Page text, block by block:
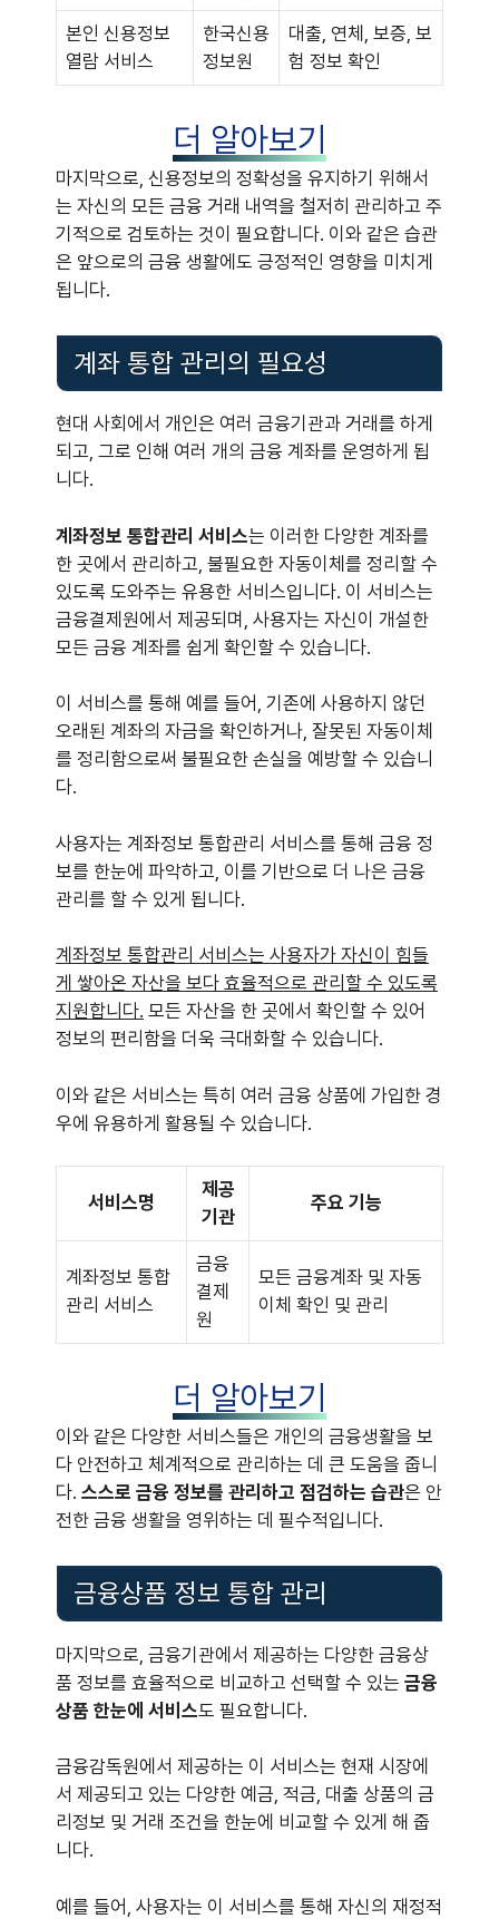
본인 신용정보
열람 서비스
한국신용
정보원
대출, 연체, 보증, 보
험 정보 확인
더 알아보기
마지막으로, 신용정보의 정확성을 유지하기 위해서
는 자신의 모든 금융 거래 내역을 철저히 관리하고 주
기적으로 검토하는 것이 필요합니다. 이와 같은 습관
은 앞으로의 금융 생활에도 긍정적인 영향을 미치게
됩니다.
계좌 통합 관리의 필요성
현대 사회에서 개인은 여러 금융기관과 거래를 하게
되고, 그로 인해 여러 개의 금융 계좌를 운영하게 됩
니다.
계좌정보 통합관리 서비스는 이러한 다양한 계좌를
한 곳에서 관리하고, 불필요한 자동이체를 정리할 수
있도록 도와주는 유용한 서비스입니다. 이 서비스는
금융결제원에서 제공되며, 사용자는 자신이 개설한
모든 금융 계좌를 쉽게 확인할 수 있습니다.
이 서비스를 통해 예를 들어, 기존에 사용하지 않던
오래된 계좌의 자금을 확인하거나, 잘못된 자동이체
를 정리함으로써 불필요한 손실을 예방할 수 있습니
다.
사용자는 계좌정보 통합관리 서비스를 통해 금융 정
보를 한눈에 파악하고, 이를 기반으로 더 나은 금융
관리를 할 수 있게 됩니다.
계좌정보 통합관리 서비스는 사용자가 자신이 힘들
게 쌓아온 자산을 보다 효율적으로 관리할 수 있도록
지원합니다. 모든 자산을 한 곳에서 확인할 수 있어
정보의 편리함을 더욱 극대화할 수 있습니다.
이와 같은 서비스는 특히 여러 금융 상품에 가입한 경
우에 유용하게 활용될 수 있습니다.
서비스명
제공
기관
주요 기능
계좌정보 통합
관리 서비스
금융
결제
원
모든 금융계좌 및 자동
이체 확인 및 관리
더 알아보기
이와 같은 다양한 서비스들은 개인의 금융생활을 보
다 안전하고 체계적으로 관리하는 데 큰 도움을 줍니
다. 스스로 금융 정보를 관리하고 점검하는 습관은 안
전한 금융 생활을 영위하는 데 필수적입니다.
금융상품 정보 통합 관리
마지막으로, 금융기관에서 제공하는 다양한 금융상
품 정보를 효율적으로 비교하고 선택할 수 있는 금융
상품 한눈에 서비스도 필요합니다.
금융감독원에서 제공하는 이 서비스는 현재 시장에
서 제공되고 있는 다양한 예금, 적금, 대출 상품의 금
리정보 및 거래 조건을 한눈에 비교할 수 있게 해 줍
니다.
예를 들어, 사용자는 이 서비스를 통해 자신의 재정적